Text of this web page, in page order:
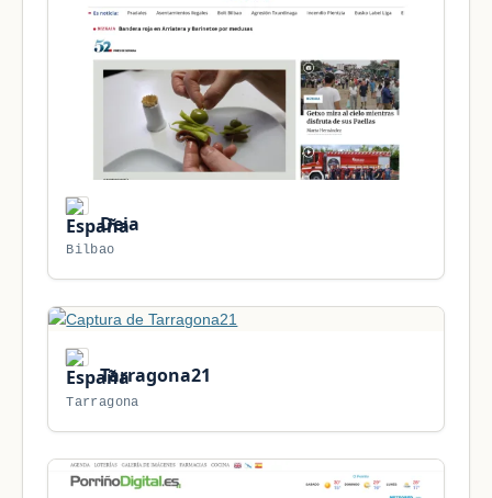
Deia
Bilbao
Tarragona21
Tarragona